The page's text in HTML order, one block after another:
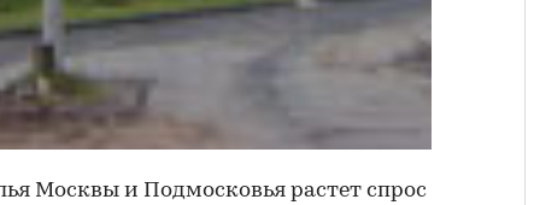
Москвы и Подмосковья растет спрос